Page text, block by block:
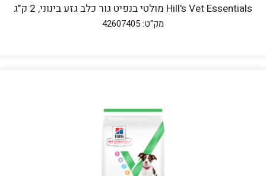
Hill's Vet Essentials מולטי בנפיט גור כלב גזע בינוני, 2 ק"ג
מק"ט: 42607405